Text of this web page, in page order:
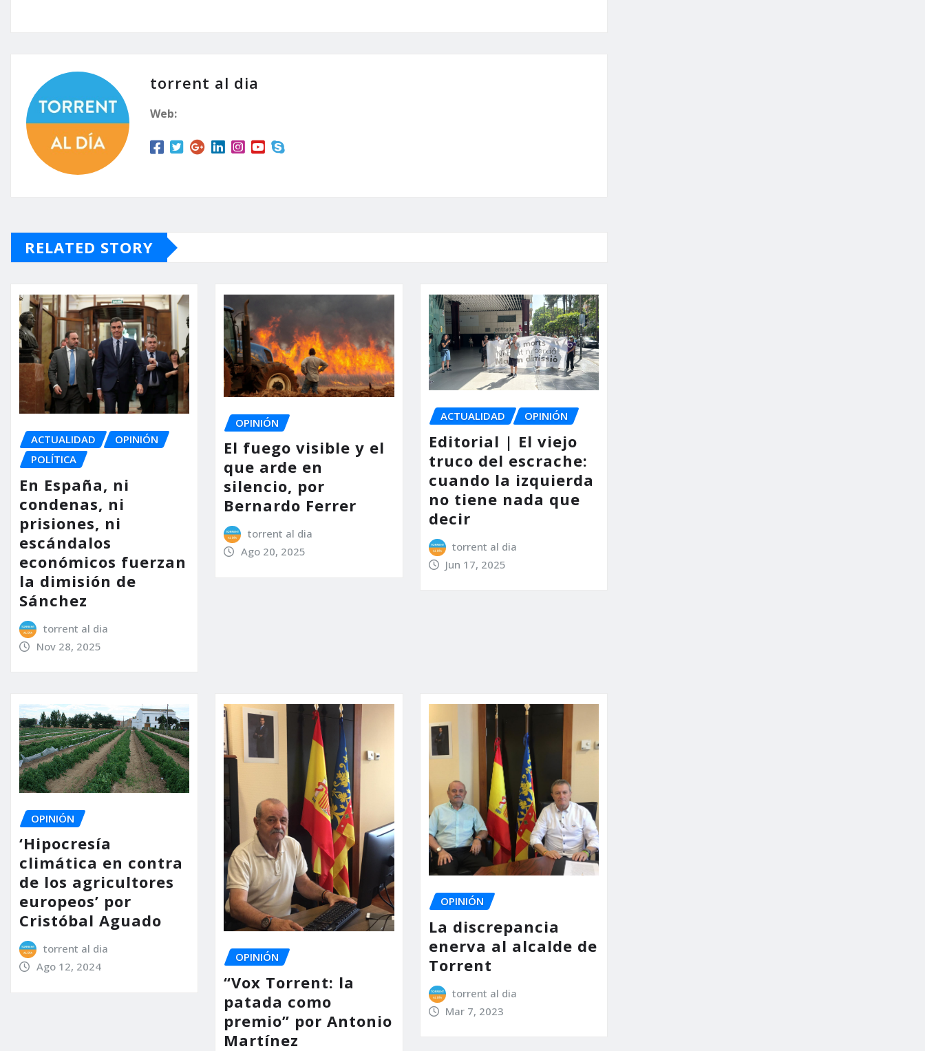
torrent al dia
Web:
RELATED STORY
ACTUALIDAD
OPINIÓN
POLÍTICA
En España, ni
condenas, ni
prisiones, ni
escándalos
económicos fuerzan
la dimisión de
Sánchez
torrent al dia
Nov 28, 2025
OPINIÓN
El fuego visible y el
que arde en
silencio, por
Bernardo Ferrer
torrent al dia
Ago 20, 2025
ACTUALIDAD OPINIÓN
Editorial | El viejo
truco del escrache:
cuando la izquierda
no tiene nada que
decir
torrent al dia
Jun 17, 2025
OPINIÓN
‘Hipocresía
climática en contra
de los agricultores
europeos’ por
Cristóbal Aguado
torrent al dia
Ago 12, 2024
OPINIÓN
“Vox Torrent: la
patada como
premio” por Antonio
Martínez
OPINIÓN
La discrepancia
enerva al alcalde de
Torrent
torrent al dia
Mar 7, 2023